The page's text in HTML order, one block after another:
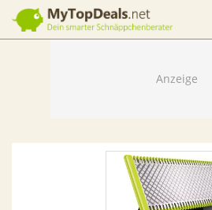
Dein smarter Schnäppchenberater